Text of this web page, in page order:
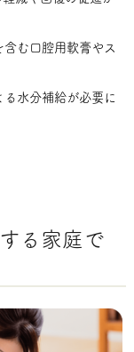
む口腔用軟膏やス
水分補給が必要に
る家庭で